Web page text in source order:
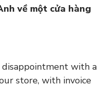
về một cửa hàng
with a
store, with invoice